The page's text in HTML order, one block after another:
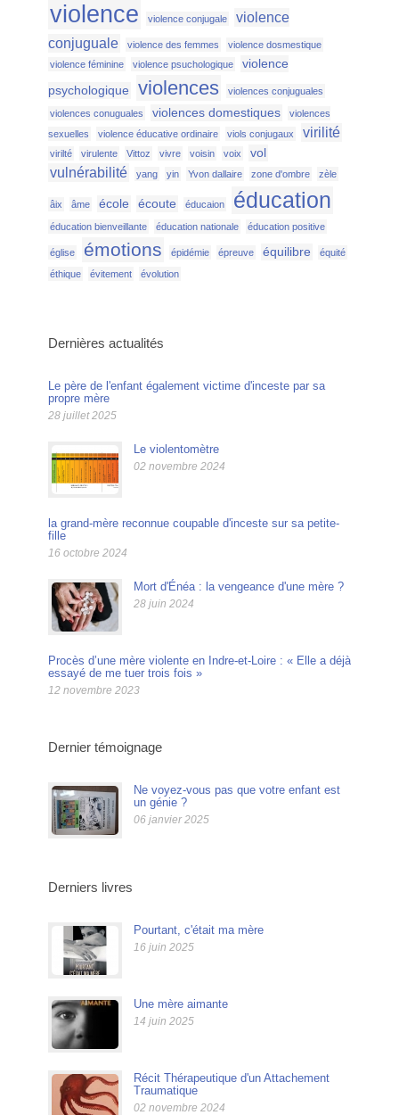
violence violence conjugale
violence
conjuguale
violence des femmes
violence dosmestique
violence féminine
violence psuchologique
violence
psychologique
violences violences conjuguales
violences conuguales violences domestiques
violences
sexuelles
violence éducative ordinaire viols conjugaux virilité
virilté virulente Vittoz vivre voisin voix vol
vulnérabilité yang yin Yvon dallaire zone d'ombre zèle
âix âme école écoute éducaion éducation
éducation bienveillante éducation nationale éducation positive
église émotions épidémie épreuve équilibre
équité
éthique
évitement évolution
Dernières actualités
Le père de l'enfant également victime d'inceste par sa
propre mère
28 juillet 2025
Le violentomètre
02 novembre 2024
la grand-mère reconnue coupable d'inceste sur sa petite-
fille
16 octobre 2024
Mort d'Énéa : la vengeance d'une mère ?
28 juin 2024
Procès d’une mère violente en Indre-et-Loire : « Elle a déjà
essayé de me tuer trois fois »
12 novembre 2023
Dernier témoignage
Ne voyez-vous pas que votre enfant est
un génie ?
06 janvier 2025
Derniers livres
Pourtant, c'était ma mère
16 juin 2025
Une mère aimante
14 juin 2025
Récit Thérapeutique d'un Attachement
Traumatique
02 novembre 2024